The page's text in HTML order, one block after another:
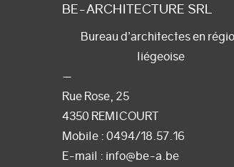
BE-ARCHITECTURE SRL
Bureau d’architectes en
liégeoise
—
Rue Rose, 25
4350 REMICOURT
Mobile : 0494/18.57.16
E-mail : info@be-a.be